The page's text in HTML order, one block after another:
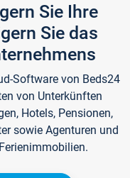
Sie Ihre
Sie das
Software von Beds24
von Unterkünften
Hotels, Pensionen,
sowie Agenturen und